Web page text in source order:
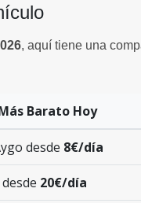
, aquí tiene una
Barato Hoy
desde 8€/día
20€/día